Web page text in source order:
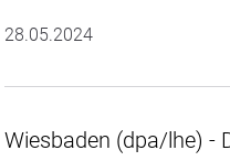
28.05.2024
Wiesbaden (dpa/lhe) -